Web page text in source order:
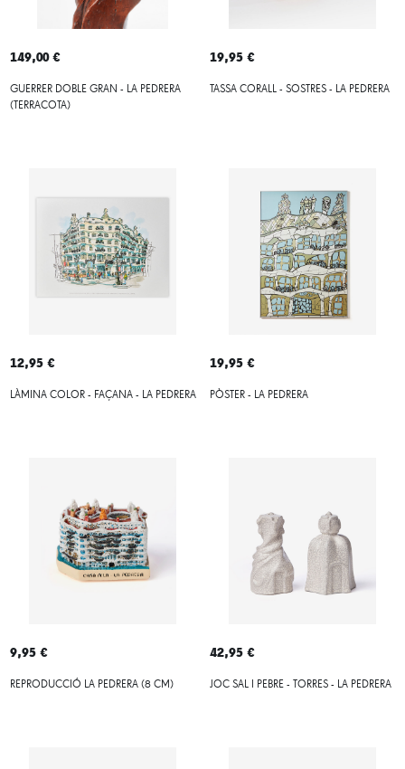
149,00 €
GUERRER DOBLE GRAN - LA PEDRERA
(TERRACOTA)
19,95 €
TASSA CORALL - SOSTRES - LA PEDRERA
12,95 €
LÀMINA COLOR - FAÇANA - LA PEDRERA
19,95 €
PÒSTER - LA PEDRERA
9,95 €
REPRODUCCIÓ LA PEDRERA (8 CM)
42,95 €
JOC SAL I PEBRE - TORRES - LA PEDRERA